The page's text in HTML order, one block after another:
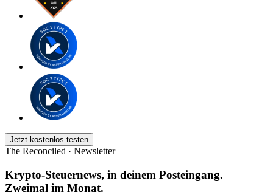
Jetzt kostenlos testen
The Reconciled · Newsletter
Krypto-Steuernews, in deinem Posteingang.
Zweimal im Monat.